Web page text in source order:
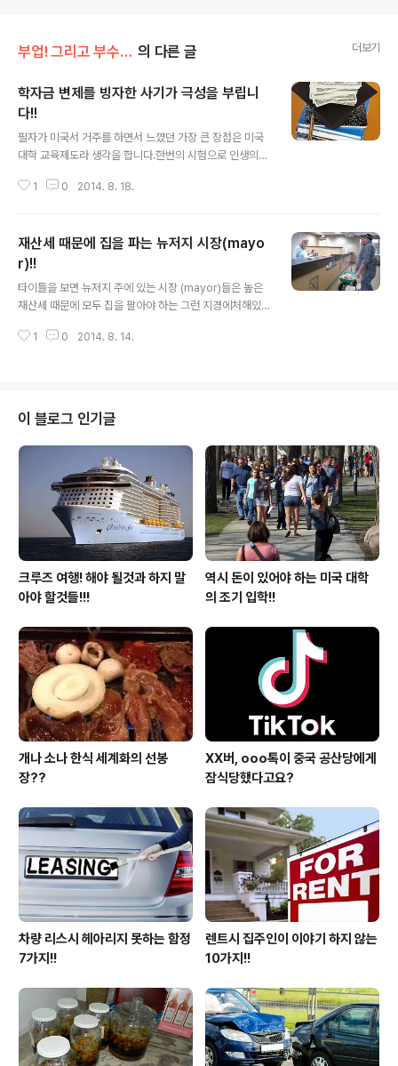
부업! 그리고 부수입!! 의 다른 글 더보기
학자금 변제를 빙자한 사기가 극성을 부립니
다!!
필자가 미국서 거주를 하면서 느꼈던 가장 큰 장점은 미국
대학 교육제도라 생각을 합니다.한번의 시험으로 인생의
주고, 또한 점수만으로 학습 능력을 판단을하지 않을 뿐더
과 경제적인 지원입니다. 물론 무상으로 해주는 경제적인
지원말고 졸업후 직장을 잡아 변제를 하는 대출 제도도 있
지만 저리로 학생들에게 부담을 주지 않으려는 교육 정책
은 아무리 미국이 살기가 어려워졌다 하더라도 아니 강력
생각을 합니다. 그러한 대출 제도를 이용, 공부를 하고 졸업
1 0 2014. 8. 18.
재산세 때문에 집을 파는 뉴저지 시장(mayo
r)!!
타이틀을 보면 뉴저지 주에 있는 시장 (mayor)들은 높은
재산세 때문에 모두 집을 팔아야 하는 그런 지경에처해있
이틀 입니다만 제목에 모든 것을 나타내려다 보니너무 제
루지 못한 경우가 있는데요.... 미국은 본인의 인컴에 따라
집을 구입하는 경향이농후한 나라라 지역에 차등은 있지만
최소 실제 거래가의 1프로 혹은 조금 넘는 경우가 허다 합
니다.그런데 여기에 Mello Roo라는 지역 개발 부담금인
재산세에 첨부되어 고지되면 이거 장난이 아니게 됩니다!!
지역에 따라 10-15년을 내야 ..
1 0 2014. 8. 14.
이 블로그 인기글
크루즈 여행! 해야 될것과 하지 말
아야 할것들!!!
역시 돈이 있어야 하는 미국 대학
의 조기 입학!!
개나 소나 한식 세계화의 선봉
장??
XX버, ooo톡이 중국 공산당에게
잠식당했다고요?
차량 리스시 헤아리지 못하는 함정
7가지!!
렌트시 집주인이 이야기 하지 않는
10가지!!